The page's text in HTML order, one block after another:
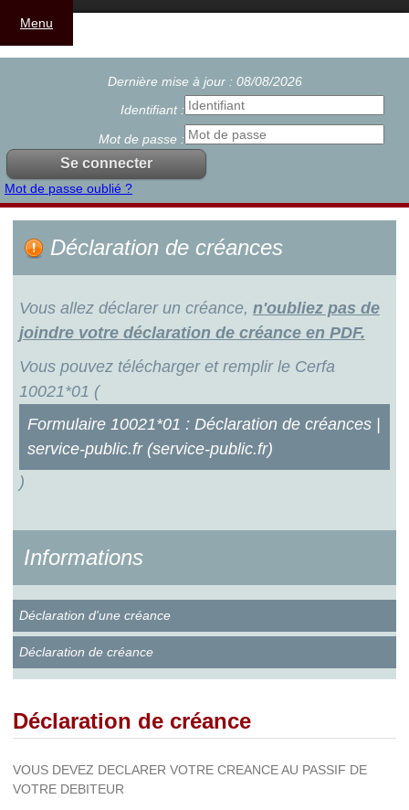
Dernière mise à jour : 08/08/2026
Identifiant :
Mot de passe :
Mot de passe oublié ?
Menu
Déclaration de créances
Vous allez déclarer un créance, n'oubliez pas de
joindre votre déclaration de créance en PDF.
Vous pouvez télécharger et remplir le Cerfa
10021*01 (
Formulaire 10021*01 : Déclaration de créances |
service-public.fr (service-public.fr)
)
Informations
Déclaration d'une créance
Déclaration de créance
Déclaration de créance
VOUS DEVEZ DECLARER VOTRE CREANCE AU PASSIF DE
VOTRE DEBITEUR